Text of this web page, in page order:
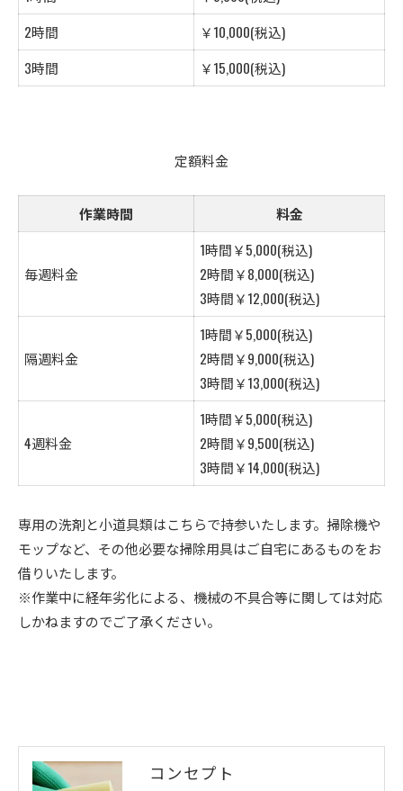
2時間
￥10,000(税込)
3時間
￥15,000(税込)
定額料金
作業時間 料金
毎週料金
1時間￥5,000(税込)
2時間￥8,000(税込)
3時間￥12,000(税込)
隔週料金
1時間￥5,000(税込)
2時間￥9,000(税込)
3時間￥13,000(税込)
4週料金
1時間￥5,000(税込)
2時間￥9,500(税込)
3時間￥14,000(税込)
専用の洗剤と小道具類はこちらで持参いたします。掃除機や
モップなど、その他必要な掃除用具はご自宅にあるものをお
借りいたします。
※作業中に経年劣化による、機械の不具合等に関しては対応
しかねますのでご了承ください。
コンセプト